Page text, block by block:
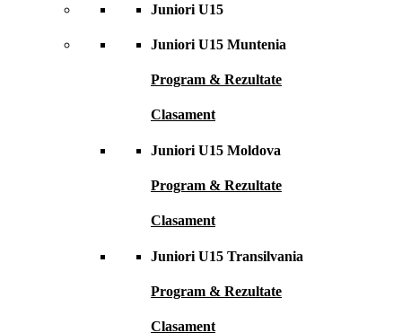
Juniori U15
Juniori U15 Muntenia
Program & Rezultate
Clasament
Juniori U15 Moldova
Program & Rezultate
Clasament
Juniori U15 Transilvania
Program & Rezultate
Clasament